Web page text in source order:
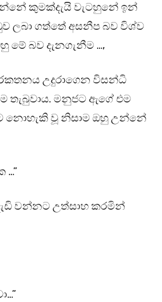
කුමක්දැයි වැටහුනේ ඉන්
ලබා ගත්තේ අසනීප බව විශ්ව
මේ බව දැනගැනීම …,
උදුරාගෙන විසන්ධි
තැබුවාය. මනුජට ඇගේ එම
නොහැකි වූ නිසාම ඔහු උන්නේ
…”
වන්නට උත්සාහ කරමින්